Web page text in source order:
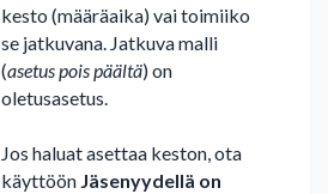
kesto (määräaika) vai toimiiko
se jatkuvana. Jatkuva malli
(asetus pois päältä) on
oletusasetus.
Jos haluat asettaa keston, ota
käyttöön Jäsenyydellä on